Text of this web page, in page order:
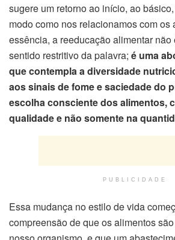
sugere um retorno ao início, ao
modo como nos relacionamos com os
essência, a reeducação alimentar não
sentido restritivo da palavra; é uma
que contempla a diversidade
aos sinais de fome e saciedade do
escolha consciente dos alimentos,
qualidade e não somente na
PUBLICIDADE
Essa mudança no estilo de vida
compreensão de que os alimentos